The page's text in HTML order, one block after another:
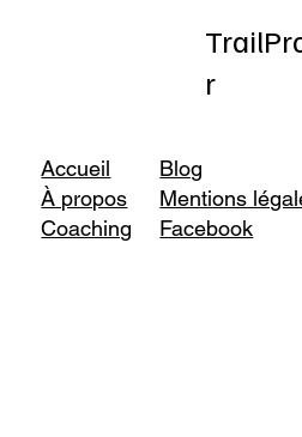
r
Accueil
À propos
Coaching
Blog
Mentions
Facebook